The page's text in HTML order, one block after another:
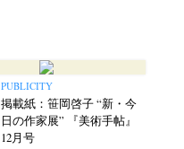
PUBLICITY
掲載紙：笹岡啓子 “新・今
日の作家展” 『美術手帖』
12月号